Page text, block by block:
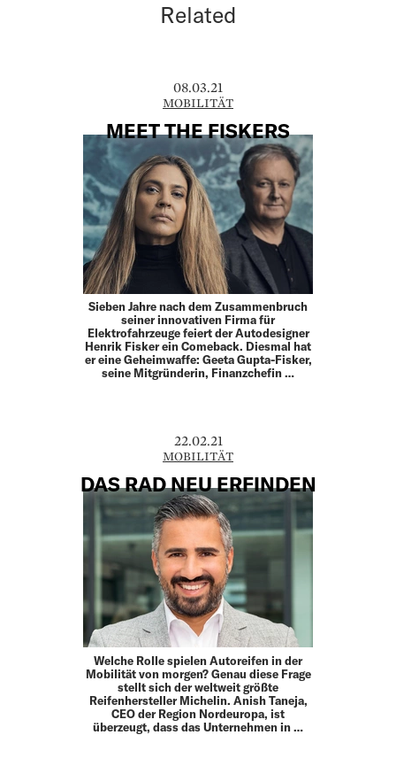
Related
08.03.21
MOBILITÄT
MEET THE FISKERS
Sieben Jahre nach dem Zusammenbruch
seiner innovativen Firma für
Elektrofahrzeuge feiert der Autodesigner
Henrik Fisker ein Comeback. Diesmal hat
er eine Geheimwaffe: Geeta Gupta-Fisker,
seine Mitgründerin, Finanzchefin …
22.02.21
MOBILITÄT
DAS RAD NEU ERFINDEN
Welche Rolle spielen Autoreifen in der
Mobilität von morgen? Genau diese Frage
stellt sich der weltweit größte
Reifenhersteller Michelin. Anish Taneja,
CEO der Region Nordeuropa, ist
überzeugt, dass das Unternehmen in …